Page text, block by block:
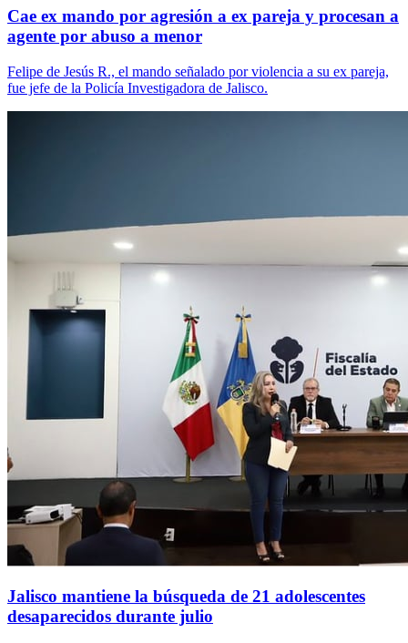
Cae ex mando por agresión a ex pareja y procesan a
agente por abuso a menor
Felipe de Jesús R., el mando señalado por violencia a su ex pareja,
fue jefe de la Policía Investigadora de Jalisco.
Jalisco mantiene la búsqueda de 21 adolescentes
desaparecidos durante julio